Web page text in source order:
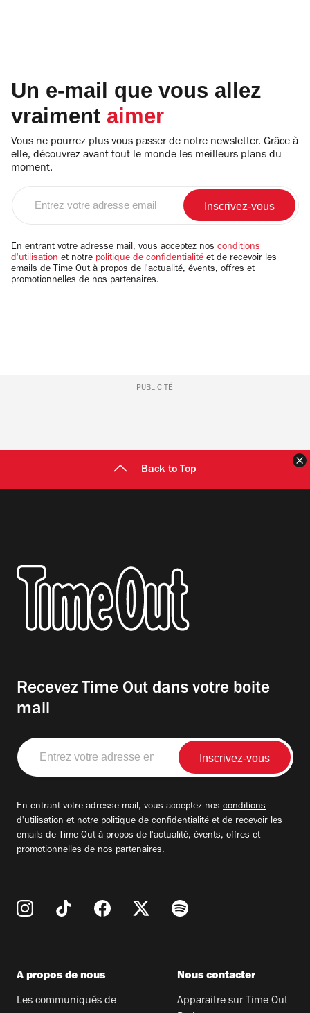
Un e-mail que vous allez
vraiment aimer
Vous ne pourrez plus vous passer de notre newsletter. Grâce à
elle, découvrez avant tout le monde les meilleurs plans du
moment.
email
En entrant votre adresse mail, vous acceptez nos conditions
d'utilisation et notre politique de confidentialité et de recevoir les
emails de Time Out à propos de l'actualité, évents, offres et
promotionnelles de nos partenaires.
PUBLICITÉ
Back to Top
Recevez Time Out dans votre boite
mail
Entrez
votre
adresse
En entrant votre adresse mail, vous acceptez nos conditions
d'utilisation et notre politique de confidentialité et de recevoir les
emails de Time Out à propos de l'actualité, évents, offres et
promotionnelles de nos partenaires.
A propos de nous
Les communiqués de
Nous contacter
Apparaitre sur Time Out